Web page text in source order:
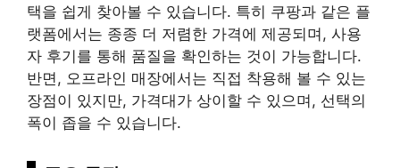
택을 쉽게 찾아볼 수 있습니다. 특히 쿠팡과 같은 플
랫폼에서는 종종 더 저렴한 가격에 제공되며, 사용
자 후기를 통해 품질을 확인하는 것이 가능합니다.
반면, 오프라인 매장에서는 직접 착용해 볼 수 있는
장점이 있지만, 가격대가 상이할 수 있으며, 선택의
폭이 좁을 수 있습니다.